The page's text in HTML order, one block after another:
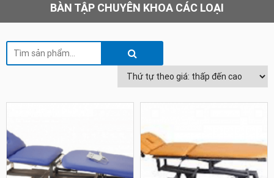
BÀN TẬP CHUYÊN KHOA CÁC LOẠI